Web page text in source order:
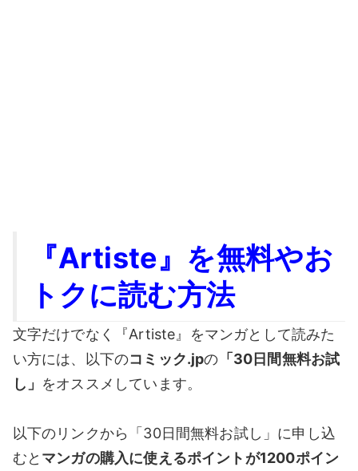
『Artiste』を無料やお
トクに読む方法
文字だけでなく『Artiste』をマンガとして読みた
い方には、以下のコミック.jpの 「30日間無料お試
し」 をオススメしています。
以下のリンクから「30日間無料お試し」に申し込
むと マンガの購入に使えるポイントが1200ポイン